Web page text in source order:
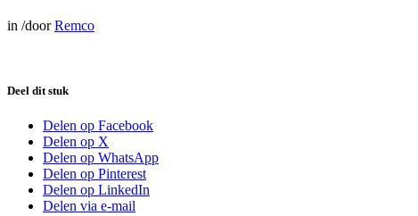
in /doorRemco
Deel dit stuk
Delen op Facebook
Delen op X
Delen op WhatsApp
Delen op Pinterest
Delen op LinkedIn
Delen via e-mail